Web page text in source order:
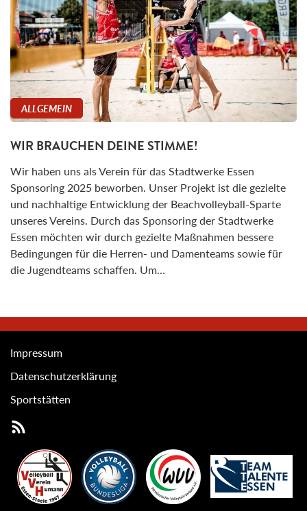
ALLGEMEIN
WIR BRAUCHEN DEINE STIMME!
Wir haben uns als Verein für das Stadtwerke Essen
Sponsoring 2025 beworben. Unser Projekt ist die gezielte
und nachhaltige Entwicklung der Beachvolleyball-Sparte
unseres Vereins. Durch das Sponsoring der Stadtwerke
Essen möchten wir durch gezielte Maßnahmen bessere
Bedingungen für die Herren- und Damenteams sowie für
die Jugendteams schaffen. Um…
Impressum
Datenschutzerklärung
Sportstätten